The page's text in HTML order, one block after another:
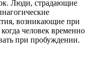
Люди, страдающие
возникающие при
человек временно
при пробуждении.